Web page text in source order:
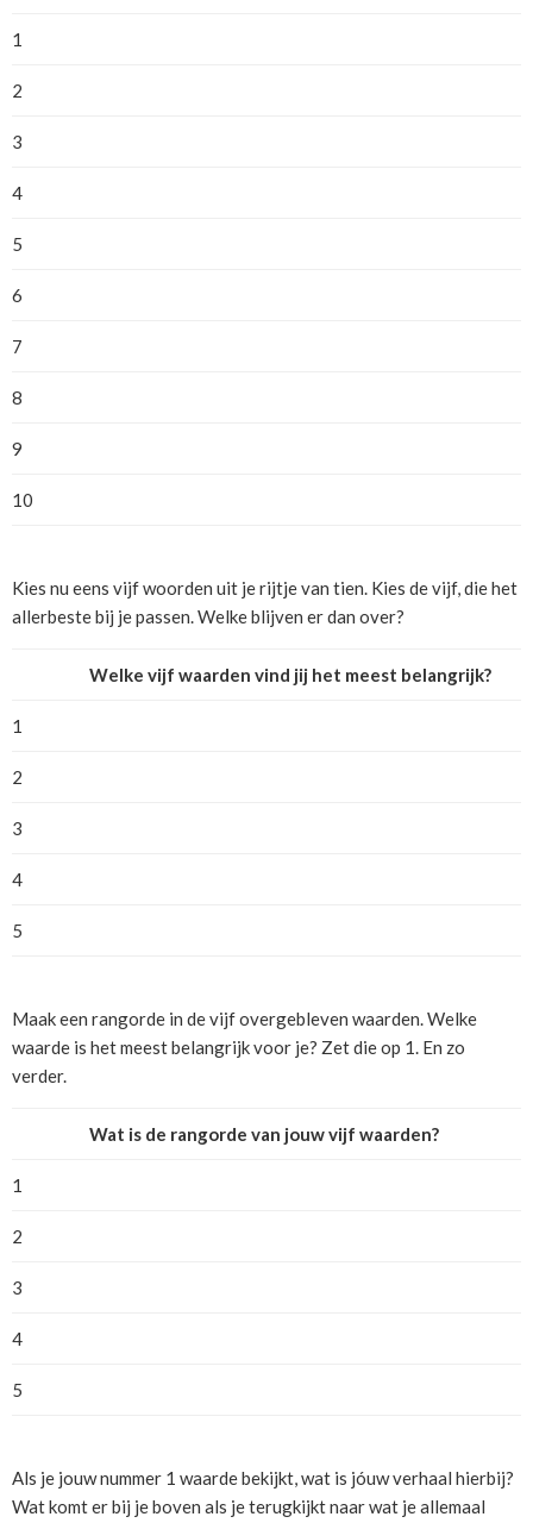
1
2
3
4
5
6
7
8
9
10
Kies nu eens vijf woorden uit je rijtje van tien. Kies de vijf, die het
allerbeste bij je passen. Welke blijven er dan over?
Welke vijf waarden vind jij het meest belangrijk?
1
2
3
4
5
Maak een rangorde in de vijf overgebleven waarden. Welke
waarde is het meest belangrijk voor je? Zet die op 1. En zo
verder.
Wat is de rangorde van jouw vijf waarden?
1
2
3
4
5
Als je jouw nummer 1 waarde bekijkt, wat is jóuw verhaal hierbij?
Wat komt er bij je boven als je terugkijkt naar wat je allemaal